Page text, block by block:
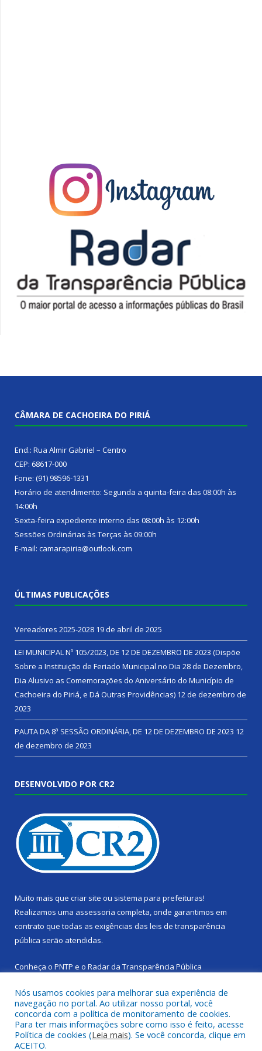
CÂMARA DE CACHOEIRA DO PIRIÁ
End.: Rua Almir Gabriel – Centro
CEP: 68617-000
Fone: (91) 98596-1331
Horário de atendimento: Segunda a quinta-feira das 08:00h às
14:00h
Sexta-feira expediente interno das 08:00h às 12:00h
Sessões Ordinárias às Terças às 09:00h
E-mail: camarapiria@outlook.com
ÚLTIMAS PUBLICAÇÕES
Vereadores 2025-2028 19 de abril de 2025
LEI MUNICIPAL Nº 105/2023, DE 12 DE DEZEMBRO DE 2023 (Dispõe
Sobre a Instituição de Feriado Municipal no Dia 28 de Dezembro,
Dia Alusivo as Comemorações do Aniversário do Município de
Cachoeira do Piriá, e Dá Outras Providências) 12 de dezembro de
2023
PAUTA DA 8ª SESSÃO ORDINÁRIA, DE 12 DE DEZEMBRO DE 2023 12
de dezembro de 2023
DESENVOLVIDO POR CR2
Muito mais que criar site ou sistema para prefeituras!
Realizamos uma assessoria completa, onde garantimos em
contrato que todas as exigências das leis de transparência
pública serão atendidas.
Conheça o PNTP e o Radar da Transparência Pública
Todos os direitos reservados a Câmara Municipal de Cachoeira
do Piriá.
Nós usamos cookies para melhorar sua experiência de
navegação no portal. Ao utilizar nosso portal, você
concorda com a política de monitoramento de cookies.
Para ter mais informações sobre como isso é feito, acesse
Política de cookies (Leia mais). Se você concorda, clique em
ACEITO.